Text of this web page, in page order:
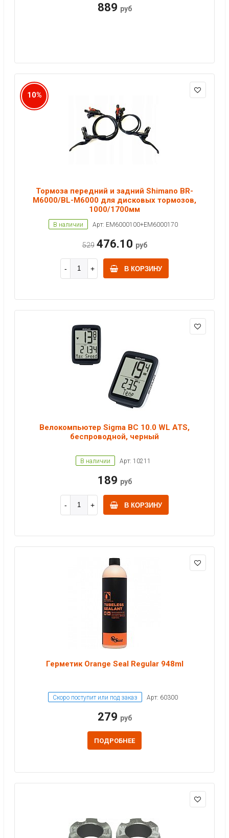
889 руб
10%
Тормоза передний и задний Shimano BR-
M6000/BL-M6000 для дисковых тормозов,
1000/1700мм
В наличии Арт: EM6000100+EM6000170
529 476.10 руб
В КОРЗИНУ
Велокомпьютер Sigma BC 10.0 WL ATS,
беспроводной, черный
В наличии Арт: 10211
189 руб
В КОРЗИНУ
Герметик Orange Seal Regular 948ml
Скоро поступит или под заказ Арт: 60300
279 руб
ПОДРОБНЕЕ